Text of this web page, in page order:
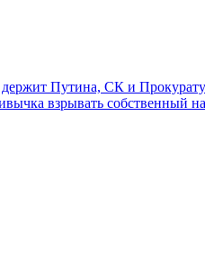
Путина, СК и
взрывать собственный